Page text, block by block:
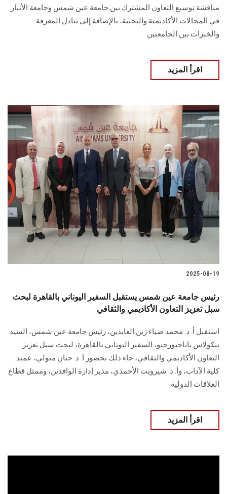
مناقشة توسيع التعاون المشترك بين جامعة عين شمس وجامعة الأنبار
في المجالات الأكاديمية والبحثية، بالإضافة إلى تبادل المعرفة
والخبرات بين الجامعتين
اقرأ المزيد
2025-08-19
رئيس جامعة عين شمس يستقبل السفير اليوناني بالقاهرة لبحث
سبل تعزيز التعاون الأكاديمي والثقافي
استقبل أ. د. محمد ضياء زين العابدين، رئيس جامعة عين شمس، السيد
نيكولاس باباجيورجيو، السفير اليوناني بالقاهرة، لبحث سبل تعزيز
التعاون الأكاديمي والثقافي، جاء ذلك بحضور أ. د. حنان متولي، عميد
كلية الآداب، وأ. د. شيرويت الأحمدي، مدير إدارة الوافدين، وممثل قطاع
العلاقات الدولية
اقرأ المزيد